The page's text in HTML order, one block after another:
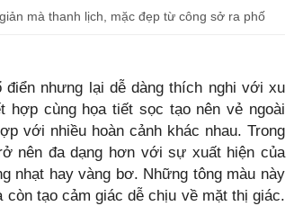
mà thanh lịch, mặc đẹp từ công sở ra phố
nhưng lại dễ dàng thích nghi với xu
cùng họa tiết sọc tạo nên vẻ ngoài
với nhiều hoàn cảnh khác nhau. Trong
nên đa dạng hơn với sự xuất hiện của
nhạt hay vàng bơ. Những tông màu này
tạo cảm giác dễ chịu về mặt thị giác.